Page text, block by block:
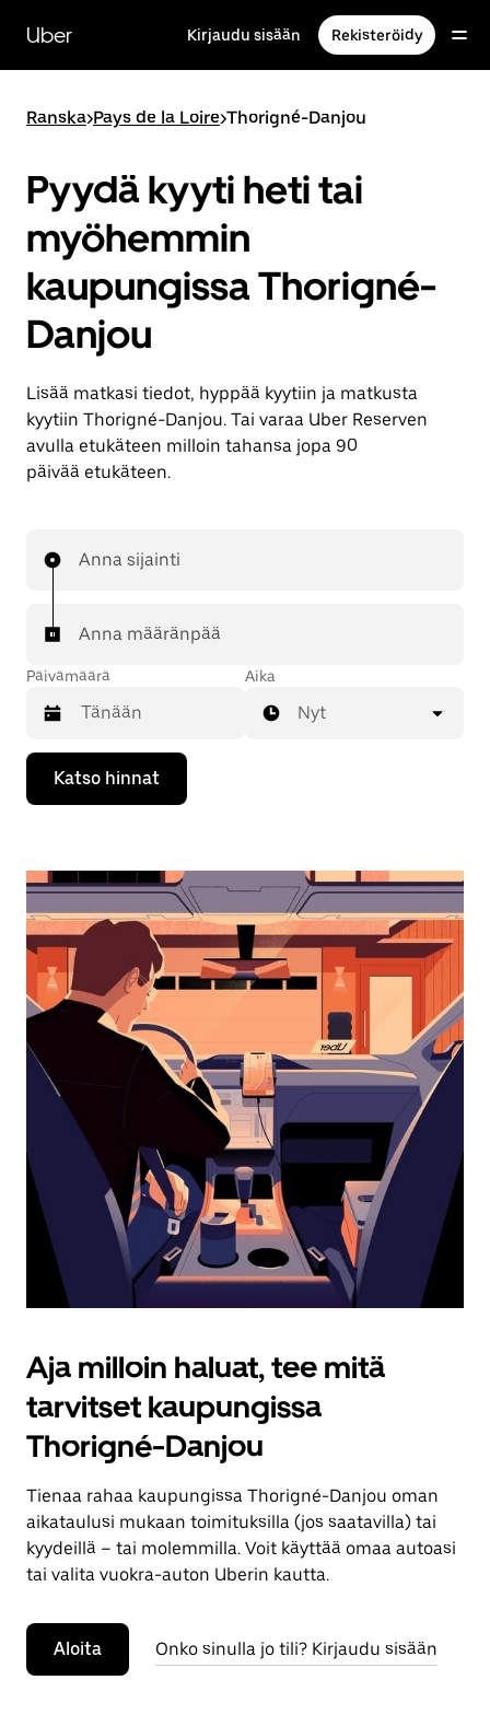
siirry
pääsisältöön
Uber Kirjaudu sisään Rekisteröidy
Ranska>Pays de la Loire>Thorigné-Danjou
Pyydä kyyti heti tai
myöhemmin
kaupungissa Thorigné-
Danjou
Lisää matkasi tiedot, hyppää kyytiin ja matkusta
kyytiin Thorigné-Danjou. Tai varaa Uber Reserven
avulla etukäteen milloin tahansa jopa 90
päivää etukäteen.
Anna sijainti
Anna määränpää
Päivämäärä
Valitse
päivämäärä
kalenterissa
Sulje
Esc-
painikkeella.
Aika
Nyt
Katso hinnat
Aja milloin haluat, tee mitä
tarvitset kaupungissa
Thorigné-Danjou
Tienaa rahaa kaupungissa Thorigné-Danjou oman
aikataulusi mukaan toimituksilla (jos saatavilla) tai
kyydeillä – tai molemmilla. Voit käyttää omaa autoasi
tai valita vuokra-auton Uberin kautta.
Aloita Onko sinulla jo tili? Kirjaudu sisään